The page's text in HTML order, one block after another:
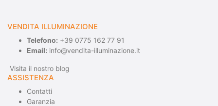
VENDITA ILLUMINAZIONE
Telefono: +39 0775 162 77 91
Email: info@vendita-illuminazione.it
Visita il nostro blog
ASSISTENZA
Contatti
Garanzia